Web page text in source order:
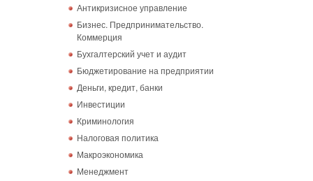
Антикризисное управление
Бизнес. Предпринимательство.
Коммерция
Бухгалтерский учет и аудит
Бюджетирование на предприятии
Деньги, кредит, банки
Инвестиции
Криминология
Налоговая политика
Макроэкономика
Менеджмент